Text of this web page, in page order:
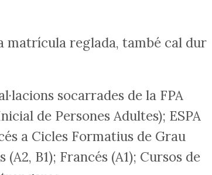
matrícula reglada, també cal dur
socarrades de la FPA
de Persones Adultes); ESPA
a Cicles Formatius de Grau
(A2, B1); Francés (A1); Cursos de